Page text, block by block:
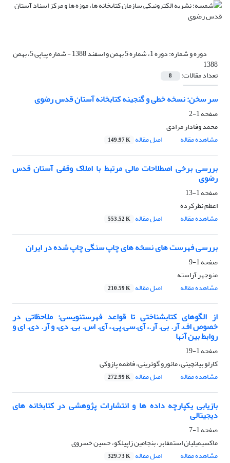
دوره و شماره: دوره 1، شماره 5 بهمن و اسفند 1388 - شماره پیاپی 5، بهمن
1388
تعداد مقالات: 8
سر سخن: نسخه خطی و گنجینه کتابخانه آستان قدس رضوی
صفحه1-2
محمد وفادار مرادی
مشاهده مقاله
اصل مقاله 149.97 K
بررسی برخی اصطلاحات مالی مرتبط با املاک وقفی آستان قدس
رضوی
صفحه1-13
اعظم نظرکرده
مشاهده مقاله
اصل مقاله 553.52 K
بررسی فهرست های نسخه های چاپ سنگی چاپ شده در ایران
صفحه1-9
منوچهر آراسته
مشاهده مقاله
اصل مقاله 210.59 K
از الگوهای کتابشناختی تا قواعد فهرستنویسی: ملاحظاتی در
خصوص اف. آر. بی. آر.، آی.سی.پی.، آی. اس. بی. دی، و آر. دی. ای و
روابط بین آنها
صفحه1-19
کارلو بیانچینی، مائورو گوئرینی، فاطمه پازوکی
مشاهده مقاله
اصل مقاله 272.99 K
بازیابی یکپارچه داده ها و انتشارات پژوهشی در کتابخانه های
دیجیتالی
صفحه1-7
ماکسیمیلیان استمفابر، بنجامین زاپیلکو، حسین خسروی
مشاهده مقاله
اصل مقاله 329.73 K